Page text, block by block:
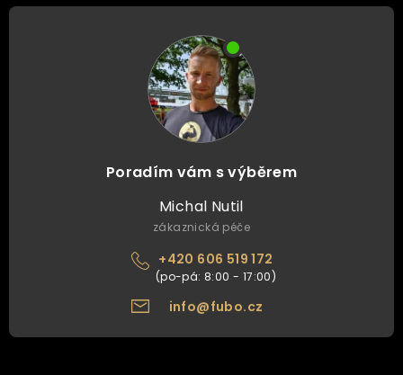
Poradím vám s výběrem
Michal Nutil
zákaznická péče
+420 606 519 172
info@fubo.cz